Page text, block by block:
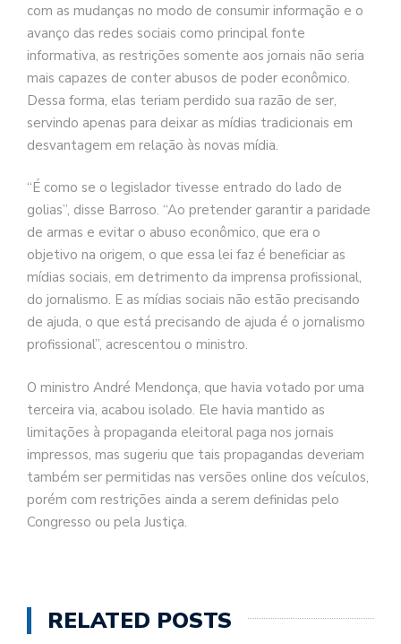
com as mudanças no modo de consumir informação e o
avanço das redes sociais como principal fonte
informativa, as restrições somente aos jornais não seria
mais capazes de conter abusos de poder econômico.
Dessa forma, elas teriam perdido sua razão de ser,
servindo apenas para deixar as mídias tradicionais em
desvantagem em relação às novas mídia.
“É como se o legislador tivesse entrado do lado de
golias”, disse Barroso. “Ao pretender garantir a paridade
de armas e evitar o abuso econômico, que era o
objetivo na origem, o que essa lei faz é beneficiar as
mídias sociais, em detrimento da imprensa profissional,
do jornalismo. E as mídias sociais não estão precisando
de ajuda, o que está precisando de ajuda é o jornalismo
profissional”, acrescentou o ministro.
O ministro André Mendonça, que havia votado por uma
terceira via, acabou isolado. Ele havia mantido as
limitações à propaganda eleitoral paga nos jornais
impressos, mas sugeriu que tais propagandas deveriam
também ser permitidas nas versões online dos veículos,
porém com restrições ainda a serem definidas pelo
Congresso ou pela Justiça.
RELATED POSTS